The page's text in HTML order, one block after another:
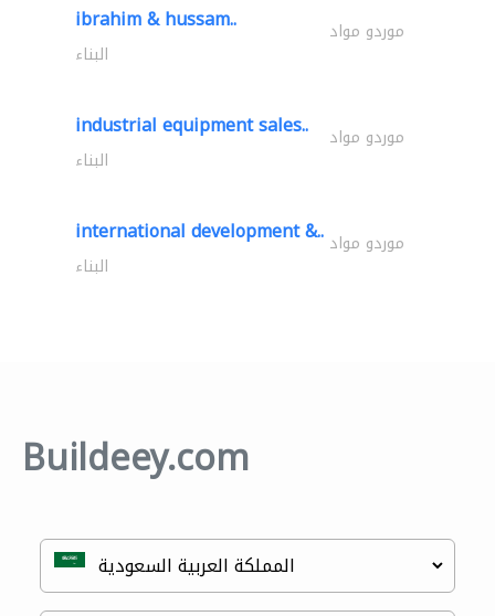
ibrahim & hussam.. موردو مواد
البناء
industrial equipment sales.. موردو مواد
البناء
international development &.. موردو مواد
البناء
Buildeey.com